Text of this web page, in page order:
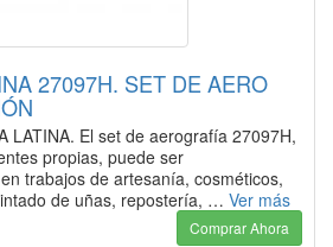
27097H. SET DE AERO
LATINA. El set de aerografía 27097H,
propias, puede ser
trabajos de artesanía, cosméticos,
de uñas, repostería, … Ver más
Comprar Ahora